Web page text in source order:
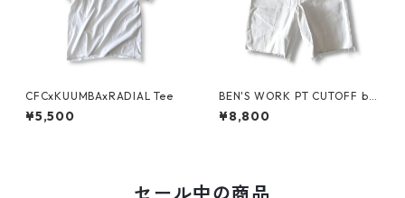
CFCxKUUMBAxRADIAL Tee
¥5,500
BEN'S WORK PT CUTOFF by
Ben Davis
¥8,800
セール中の商品